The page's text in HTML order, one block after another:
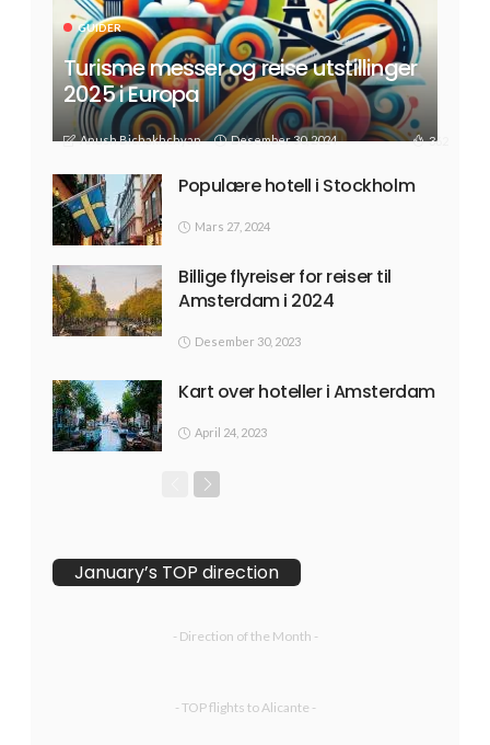
GUIDER
Turisme messer og reise utstillinger
2025 i Europa
Anush Bichakhchyan Desember 30, 2024 362
Populære hotell i Stockholm
Mars 27, 2024
Billige flyreiser for reiser til
Amsterdam i 2024
Desember 30, 2023
Kart over hoteller i Amsterdam
April 24, 2023
January’s TOP direction
- Direction of the Month -
- TOP flights to Alicante -